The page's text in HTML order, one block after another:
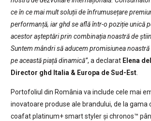
ce în ce mai mult soluții de înfrumusețare
performanță, iar ghd se află într-o poziție unică
acestor așteptări prin combinația noastră de
Suntem mândri să aducem promisiunea noastră
pe această piață dinamică”, a declarat Elena
Director ghd Italia & Europa de Sud-Est.
Portofoliul din România va include cele mai
inovatoare produse ale brandului, de la gama
coafat platinum+ smart styler și chronos™